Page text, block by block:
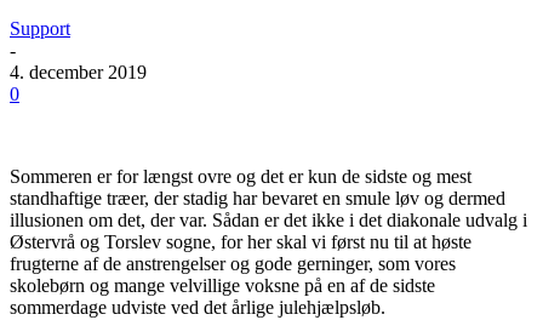
Support
-
4. december 2019
0
Sommeren er for længst ovre og det er kun de sidste og mest
standhaftige træer, der stadig har bevaret en smule løv og dermed
illusionen om det, der var. Sådan er det ikke i det diakonale udvalg i
Østervrå og Torslev sogne, for her skal vi først nu til at høste
frugterne af de anstrengelser og gode gerninger, som vores
skolebørn og mange velvillige voksne på en af de sidste
sommerdage udviste ved det årlige julehjælpsløb.